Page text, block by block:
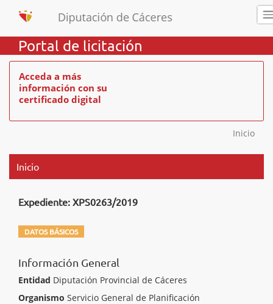
Portal de licitación
Acceda a más
información con su
certificado digital
Inicio
Inicio
Expediente: XPS0263/2019
DATOS BÁSICOS
Información General
Entidad Diputación Provincial de Cáceres
Organismo Servicio General de Planificación